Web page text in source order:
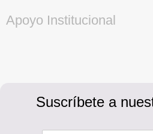
Apoyo Institucional
Suscríbete a